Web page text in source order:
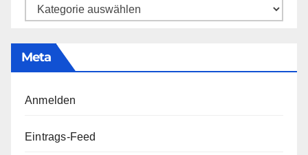
Kategorien
Meta
Anmelden
Eintrags-Feed